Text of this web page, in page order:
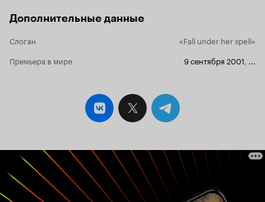
привычной цивилизационной. Главные герои
симпатичны, актёры все подобраны достойно,
смотрится история легко и местами весело
опускаясь ниже пояса). Особенно порадовал
ушлый цыганёнок, своими драйверскими
излишней простоте. Всё очень предсказуемо и
незамысловато. Цыганская часть представлена
скорее карикатурно, чем достоверно.
История с поселением и пребыванием в
дорогущем отеле - это просто для детского
сада. В общем лёгкий и простой фильмец,
можно посмотреть для разнообразия. 5 из 10
Дополнительные данные
Слоган
«Fall under her spell»
Премьера в мире
9 сентября 2001